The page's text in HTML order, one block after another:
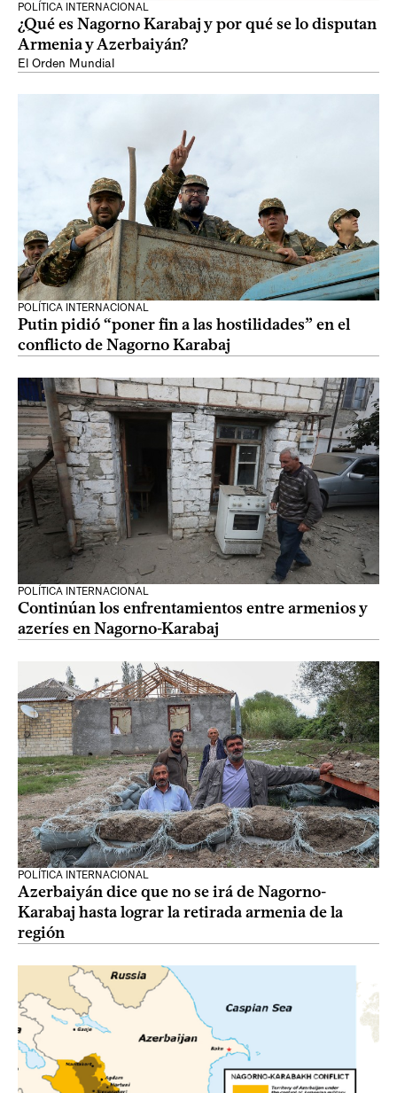
POLÍTICA INTERNACIONAL
¿Qué es Nagorno Karabaj y por qué se lo disputan
Armenia y Azerbaiyán?
El Orden Mundial
POLÍTICA INTERNACIONAL
Putin pidió “poner fin a las hostilidades” en el
conflicto de Nagorno Karabaj
POLÍTICA INTERNACIONAL
Continúan los enfrentamientos entre armenios y
azeríes en Nagorno-Karabaj
POLÍTICA INTERNACIONAL
Azerbaiyán dice que no se irá de Nagorno-
Karabaj hasta lograr la retirada armenia de la
región